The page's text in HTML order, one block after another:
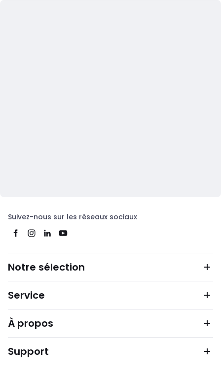
Suivez-nous sur les réseaux sociaux
Notre sélection
Service
À propos
Support